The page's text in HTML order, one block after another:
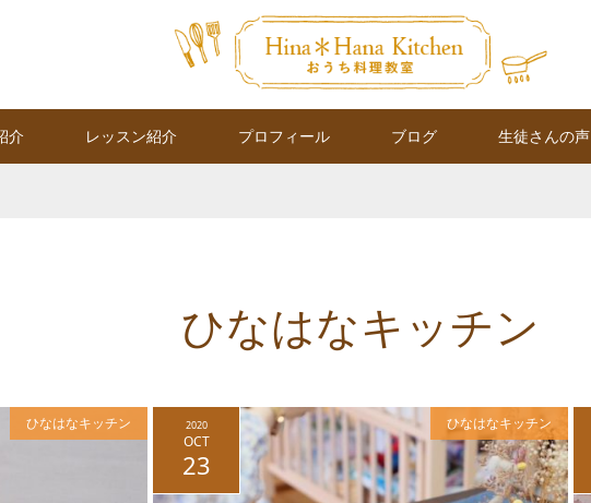
介 レッスン紹介 プロフィール ブログ 生徒さんの声
ひなはなキッチン
ひなはなキッチン 2020
OCT
23
ひなはなキッチン